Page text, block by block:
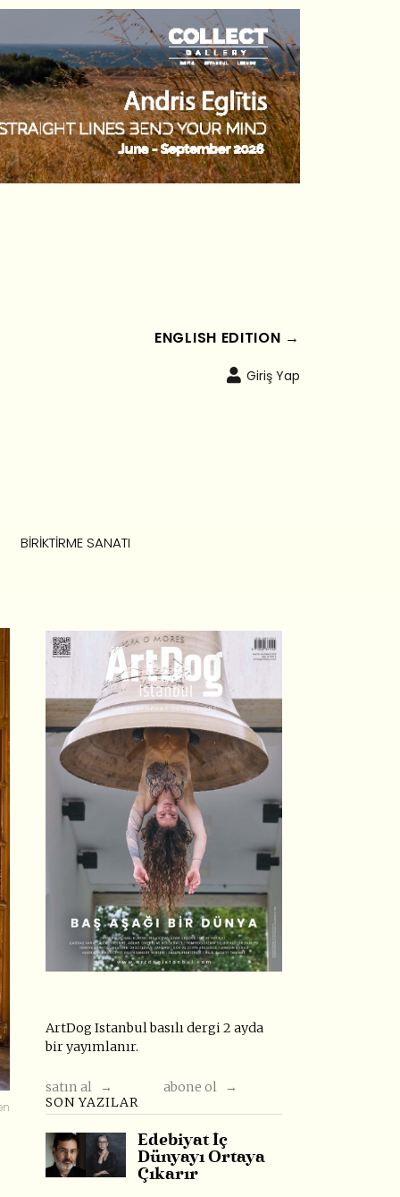
ENGLISH EDITION →
Giriş Yap
BIRIKTIRME SANATI
ArtDog Istanbul basılı dergi 2 ayda
bir yayımlanır.
satın al →
abone ol →
SON YAZILAR
Edebiyat İç
Dünyayı Ortaya
Çıkarır